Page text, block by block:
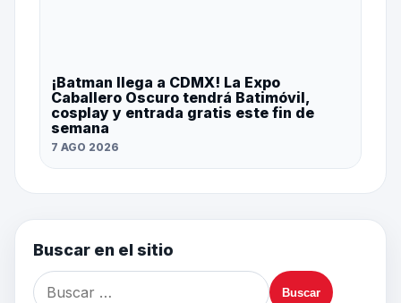
¡Batman llega a CDMX! La Expo
Caballero Oscuro tendrá Batimóvil,
cosplay y entrada gratis este fin de
semana
7 AGO 2026
Buscar en el sitio